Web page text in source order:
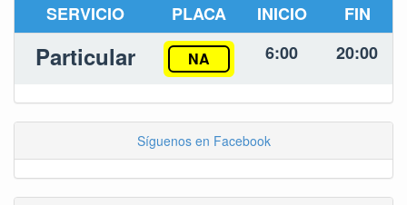
SERVICIO PLACA INICIO FIN
Particular NA 6:00 20:00
Síguenos en Facebook